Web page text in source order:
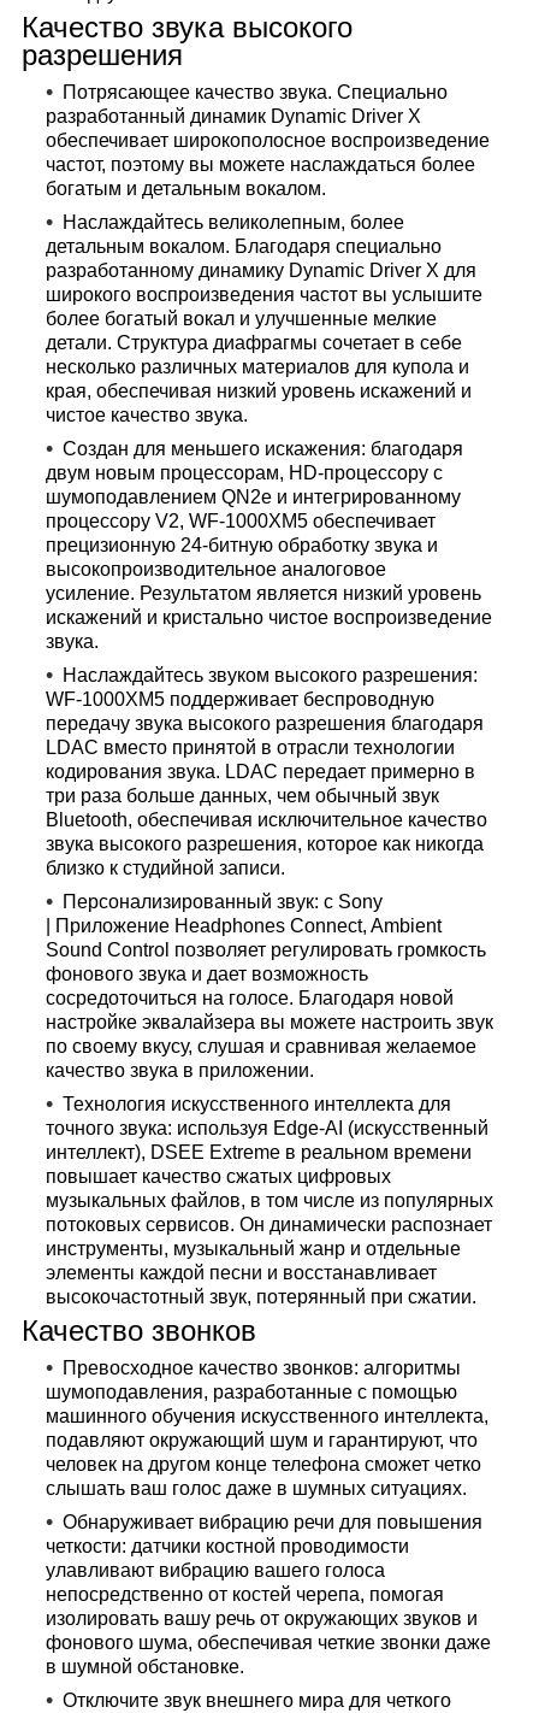
Качество звука высокого
разрешения
Потрясающее качество звука. Специально
разработанный динамик Dynamic Driver X
обеспечивает широкополосное воспроизведение
частот, поэтому вы можете наслаждаться более
богатым и детальным вокалом.
Наслаждайтесь великолепным, более
детальным вокалом. Благодаря специально
разработанному динамику Dynamic Driver X для
широкого воспроизведения частот вы услышите
более богатый вокал и улучшенные мелкие
детали. Структура диафрагмы сочетает в себе
несколько различных материалов для купола и
края, обеспечивая низкий уровень искажений и
чистое качество звука.
Создан для меньшего искажения: благодаря
двум новым процессорам, HD-процессору с
шумоподавлением QN2e и интегрированному
процессору V2, WF-1000XM5 обеспечивает
прецизионную 24-битную обработку звука и
высокопроизводительное аналоговое
усиление. Результатом является низкий уровень
искажений и кристально чистое воспроизведение
звука.
Наслаждайтесь звуком высокого разрешения:
WF-1000XM5 поддерживает беспроводную
передачу звука высокого разрешения благодаря
LDAC вместо принятой в отрасли технологии
кодирования звука. LDAC передает примерно в
три раза больше данных, чем обычный звук
Bluetooth, обеспечивая исключительное качество
звука высокого разрешения, которое как никогда
близко к студийной записи.
Персонализированный звук: с Sony
| Приложение Headphones Connect, Ambient
Sound Control позволяет регулировать громкость
фонового звука и дает возможность
сосредоточиться на голосе. Благодаря новой
настройке эквалайзера вы можете настроить звук
по своему вкусу, слушая и сравнивая желаемое
качество звука в приложении.
Технология искусственного интеллекта для
точного звука: используя Edge-AI (искусственный
интеллект), DSEE Extreme в реальном времени
повышает качество сжатых цифровых
музыкальных файлов, в том числе из популярных
потоковых сервисов. Он динамически распознает
инструменты, музыкальный жанр и отдельные
элементы каждой песни и восстанавливает
высокочастотный звук, потерянный при сжатии.
Качество звонков
Превосходное качество звонков: алгоритмы
шумоподавления, разработанные с помощью
машинного обучения искусственного интеллекта,
подавляют окружающий шум и гарантируют, что
человек на другом конце телефона сможет четко
слышать ваш голос даже в шумных ситуациях.
Обнаруживает вибрацию речи для повышения
четкости: датчики костной проводимости
улавливают вибрацию вашего голоса
непосредственно от костей черепа, помогая
изолировать вашу речь от окружающих звуков и
фонового шума, обеспечивая четкие звонки даже
в шумной обстановке.
Отключите звук внешнего мира для четкого